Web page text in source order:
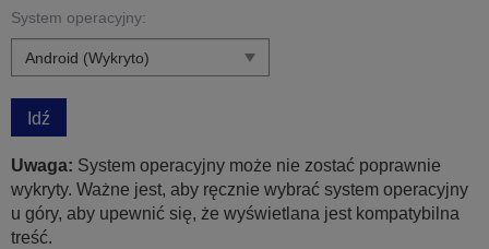
System operacyjny:
Idź
Uwaga: System operacyjny może nie zostać poprawnie
wykryty. Ważne jest, aby ręcznie wybrać system operacyjny
u góry, aby upewnić się, że wyświetlana jest kompatybilna
treść.